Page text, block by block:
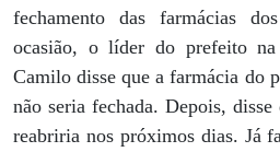
fechamento das farmácias
ocasião, o líder do prefeito
Camilo disse que a farmácia do
não seria fechada. Depois,
reabriria nos próximos dias. Já